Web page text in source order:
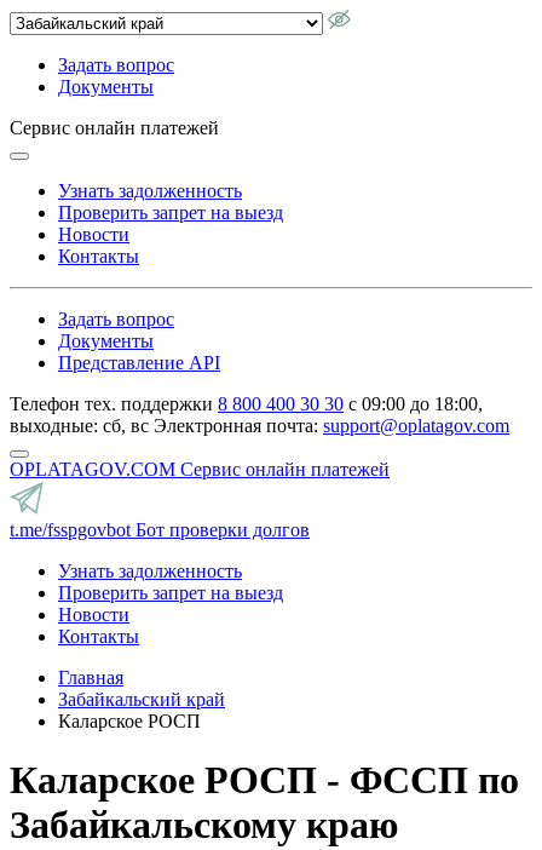
Задать вопрос
Документы
Сервис онлайн платежей
Узнать задолженность
Проверить запрет на выезд
Новости
Контакты
Задать вопрос
Документы
Представление API
Телефон тех. поддержки 8 800 400 30 30 с 09:00 до 18:00,
выходные: сб, вс Электронная почта: support@oplatagov.com
OPLATAGOV.COM Сервис онлайн платежей
t.me/fsspgovbot Бот проверки долгов
Узнать задолженность
Проверить запрет на выезд
Новости
Контакты
Главная
Забайкальский край
Каларское РОСП
Каларское РОСП - ФССП по
Забайкальскому краю